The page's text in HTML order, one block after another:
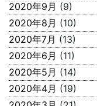
2020年9月 (9)
2020年8月 (10)
2020年7月 (13)
2020年6月 (11)
2020年5月 (14)
2020年4月 (19)